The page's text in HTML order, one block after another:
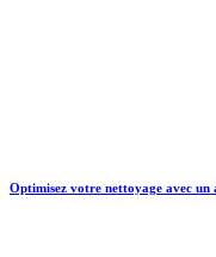
Optimisez votre nettoyage avec